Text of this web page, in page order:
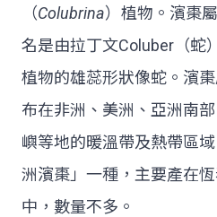
（Colubrina）植物。濱棗
名是由拉丁文Coluber（蛇
植物的雄蕊形狀像蛇。濱
布在非洲、美洲、亞洲南
嶼等地的暖溫帶及熱帶區
洲濱棗」一種，主要產在
中，數量不多。